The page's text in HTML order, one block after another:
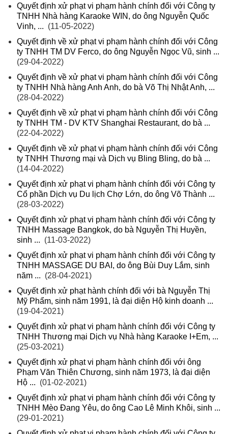
Quyết định xử phạt vi phạm hành chính đối với Công ty
TNHH Nhà hàng Karaoke WIN, do ông Nguyễn Quốc
Vinh, ... (11-05-2022)
Quyết định về xử phạt vi phạm hành chính đối với Công
ty TNHH TM DV Ferco, do ông Nguyễn Ngọc Vũ, sinh ...
(29-04-2022)
Quyết định về xử phạt vi phạm hành chính đối với Công
ty TNHH Nhà hàng Anh Anh, do bà Võ Thị Nhật Anh, ...
(28-04-2022)
Quyết định về xử phạt vi phạm hành chính đối với Công
ty TNHH TM - DV KTV Shanghai Restaurant, do bà ...
(22-04-2022)
Quyết định về xử phạt vi phạm hành chính đối với Công
ty TNHH Thương mại và Dịch vụ Bling Bling, do bà ...
(14-04-2022)
Quyết định xử phạt vi phạm hành chính đối với Công ty
Cổ phần Dịch vụ Du lịch Chợ Lớn, do ông Võ Thành ...
(28-03-2022)
Quyết định xử phạt vi phạm hành chính đối với Công ty
TNHH Massage Bangkok, do bà Nguyễn Thị Huyền,
sinh ... (11-03-2022)
Quyết định xử phạt vi phạm hành chính đối với Công ty
TNHH MASSAGE DU BAI, do ông Bùi Duy Lắm, sinh
năm ... (28-04-2021)
Quyết định xử phạt hành chính đối với bà Nguyễn Thị
Mỹ Phẩm, sinh năm 1991, là đại diện Hộ kinh doanh ...
(19-04-2021)
Quyết định xử phạt vi phạm hành chính đối với Công ty
TNHH Thương mại Dịch vụ Nhà hàng Karaoke I+Em, ...
(25-03-2021)
Quyết định xử phạt vi phạm hành chính đối với ông
Phạm Văn Thiên Chương, sinh năm 1973, là đại diện
Hộ ... (01-02-2021)
Quyết định xử phạt vi phạm hành chính đối với Công ty
TNHH Mèo Đang Yêu, do ông Cao Lê Minh Khôi, sinh ...
(29-01-2021)